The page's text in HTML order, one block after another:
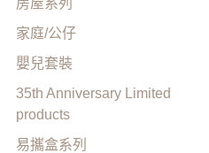
房屋系列
家庭/公仔
嬰兒套裝
35th Anniversary Limited
products
易攜盒系列